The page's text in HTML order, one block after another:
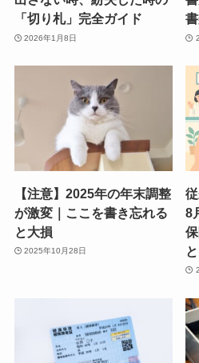
「切り札」完全ガイド
2026年1月8日
【注意】2025年の年末調整
が激変｜ここを書き忘れる
と大損
2025年10月28日
8